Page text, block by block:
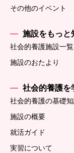
その他のイベント
施設をもっと
社会的養護施設一覧
施設のおたより
社会的養護を
社会的養護の基礎
施設の概要
就活ガイド
実習について